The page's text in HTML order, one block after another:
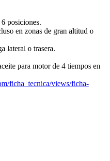
posiciones.
en zonas de gran altitud o
lateral o trasera.
para motor de 4 tiempos en
ficha_tecnica/views/ficha-